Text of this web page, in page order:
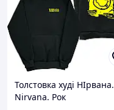
Толстовка худі НІрвана.
Nirvana. Рок